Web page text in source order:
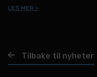
LES MER >
Tilbake til nyheter